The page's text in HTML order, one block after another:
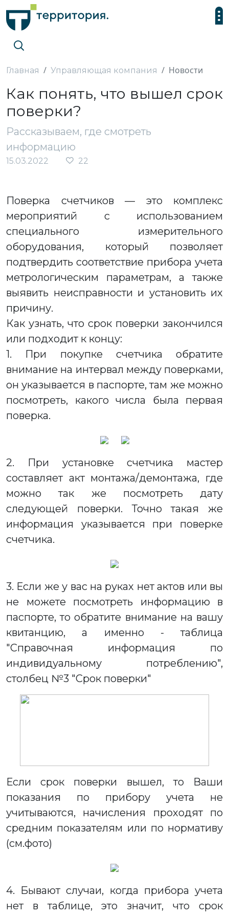
Главная Управляющая компания Новости
Как понять, что вышел срок
поверки?
Рассказываем, где смотреть
информацию
15.03.2022 22
Поверка счетчиков — это комплекс
мероприятий с использованием
специального измерительного
оборудования, который позволяет
подтвердить соответствие прибора учета
метрологическим параметрам, а также
выявить неисправности и установить их
причину.
Как узнать, что срок поверки закончился
или подходит к концу:
1. При покупке счетчика обратите
внимание на интервал между поверками,
он указывается в паспорте, там же можно
посмотреть, какого числа была первая
поверка.
2. При установке счетчика мастер
составляет акт монтажа/демонтажа, где
можно так же посмотреть дату
следующей поверки. Точно такая же
информация указывается при поверке
счетчика.
3. Если же у вас на руках нет актов или вы
не можете посмотреть информацию в
паспорте, то обратите внимание на вашу
квитанцию, а именно - таблица
"Справочная информация по
индивидуальному потреблению",
столбец №3 "Срок поверки"
Если срок поверки вышел, то Ваши
показания по прибору учета не
учитываются, начисления проходят по
средним показателям или по нормативу
(см.фото)
4. Бывают случаи, когда прибора учета
нет в таблице, это значит, что срок